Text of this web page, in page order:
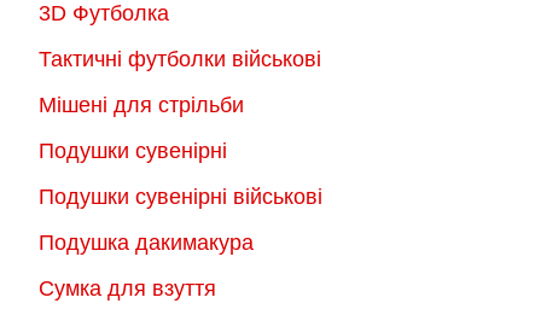
3D Футболка
Тактичні футболки військові
Мішені для стрільби
Подушки сувенірні
Подушки сувенірні військові
Подушка дакимакура
Сумка для взуття